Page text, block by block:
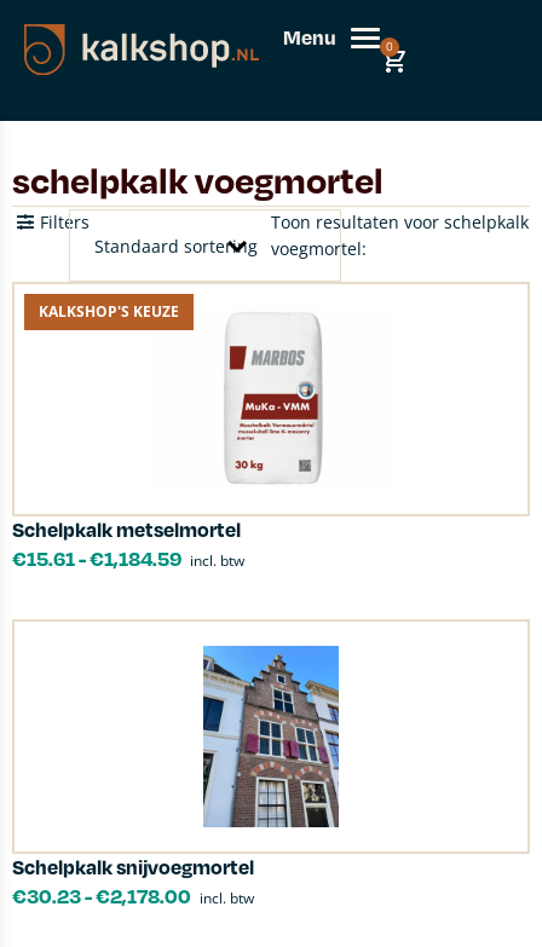
Menu 0
schelpkalk voegmortel
Toon resultaten voor schelpkalk
voegmortel:
Filters
KALKSHOP'S KEUZE
Schelpkalk metselmortel
€15.61-€1,184.59 incl. btw
Schelpkalk snijvoegmortel
€30.23-€2,178.00 incl. btw